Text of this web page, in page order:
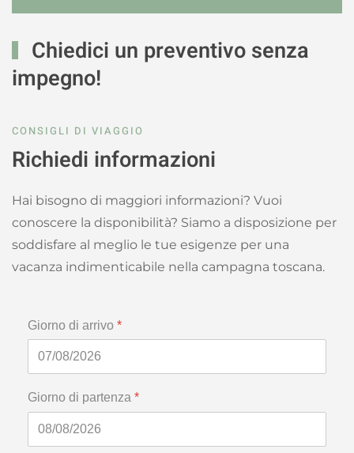
Chiedici un preventivo senza
impegno!
CONSIGLI DI VIAGGIO
Richiedi informazioni
Hai bisogno di maggiori informazioni? Vuoi
conoscere la disponibilità? Siamo a disposizione per
soddisfare al meglio le tue esigenze per una
vacanza indimenticabile nella campagna toscana.
Giorno di arrivo *
Giorno di partenza *